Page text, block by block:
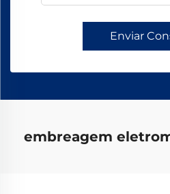
Enviar
embreagem